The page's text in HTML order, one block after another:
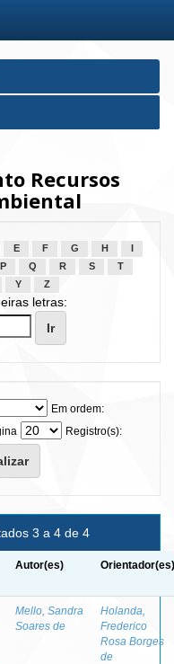
Recursos
E F G H
P Q R S
T
Y Z
letras:
Em ordem:
Registro(s):
3 a 4 de 4
Autor(es) Orientador(es)
Mello, Sandra
Soares de
Holanda,
Frederico
Rosa Borges
de